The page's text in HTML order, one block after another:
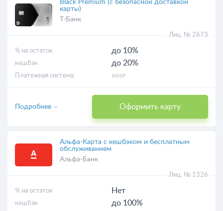
Black Premium (с безопасной доставкой
карты)
Т-Банк
Лиц. № 2673
% на остаток до 10%
кешбэк до 20%
Платежная система
Оформить карту
Подробнее
Альфа-Карта с кешбэком и бесплатным
обслуживанием
Альфа-Банк
Лиц. № 1326
% на остаток Нет
кешбэк до 100%